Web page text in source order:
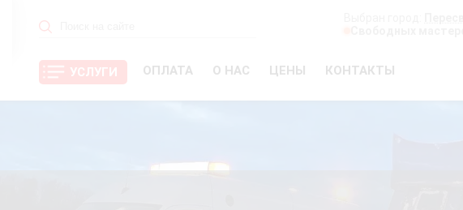
УСЛУГИ ОПЛАТА О НАС ЦЕНЫ КОНТАКТЫ